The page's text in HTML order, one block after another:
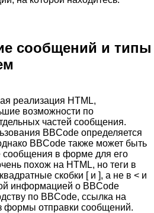
сообщений и типы
реализация HTML,
возможности по
частей сообщения.
BBCode определяется
BBCode также может быть
сообщения в форме для его
похож на HTML, но теги в
скобки [ и ], а не в < и
информацией о BBCode
по BBCode, ссылка на
формы отправки сообщений.